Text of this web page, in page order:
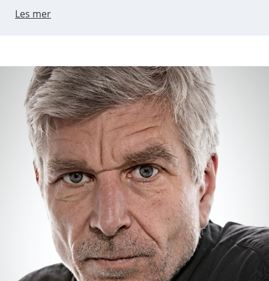
Les mer